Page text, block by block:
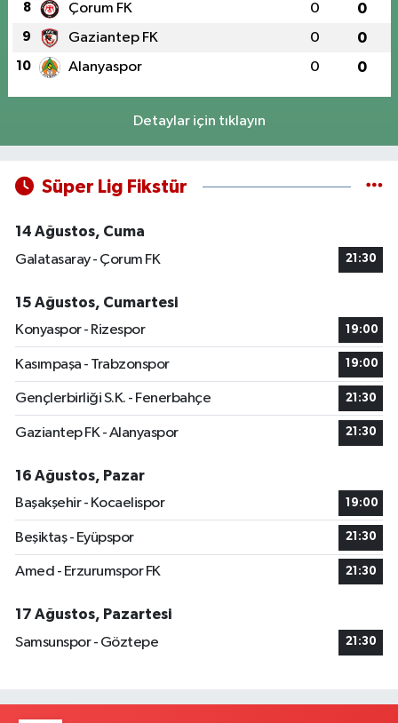
8 Çorum FK 0 0
9 Gaziantep FK 0 0
10 Alanyaspor 0 0
Detaylar için tıklayın
Süper Lig Fikstür
14 Ağustos, Cuma
Galatasaray - Çorum FK
21:30
15 Ağustos, Cumartesi
Konyaspor - Rizespor
19:00
Kasımpaşa - Trabzonspor 19:00
Gençlerbirliği S.K. - Fenerbahçe 21:30
Gaziantep FK - Alanyaspor 21:30
16 Ağustos, Pazar
Başakşehir - Kocaelispor
19:00
Beşiktaş - Eyüpspor 21:30
Amed - Erzurumspor FK 21:30
17 Ağustos, Pazartesi
Samsunspor - Göztepe
21:30